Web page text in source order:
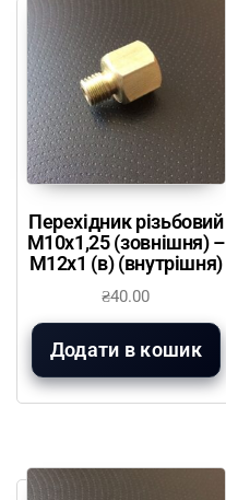
Перехідник різьбовий
М10х1,25 (зовнішня) –
М12х1 (в) (внутрішня)
₴40.00
Додати в кошик